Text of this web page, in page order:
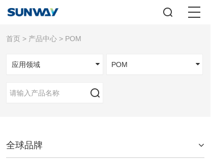
首页 > 产品中心 > POM
应用领域 POM
全球品牌